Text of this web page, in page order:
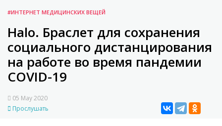
#ИНТЕРНЕТ МЕДИЦИНСКИХ ВЕЩЕЙ
Halo. Браслет для сохранения
социального дистанцирования
на работе во время пандемии
COVID-19
05 May 2020
Прослушать